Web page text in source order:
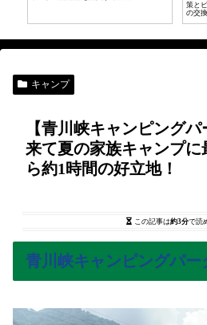
策とビルシュタインショ
キャンプ
【青川峡キャンピング
来て夏の家族キャンプ
ら約1時間の好立地！
この記事は約3分で読
青川峡キャンピングパー